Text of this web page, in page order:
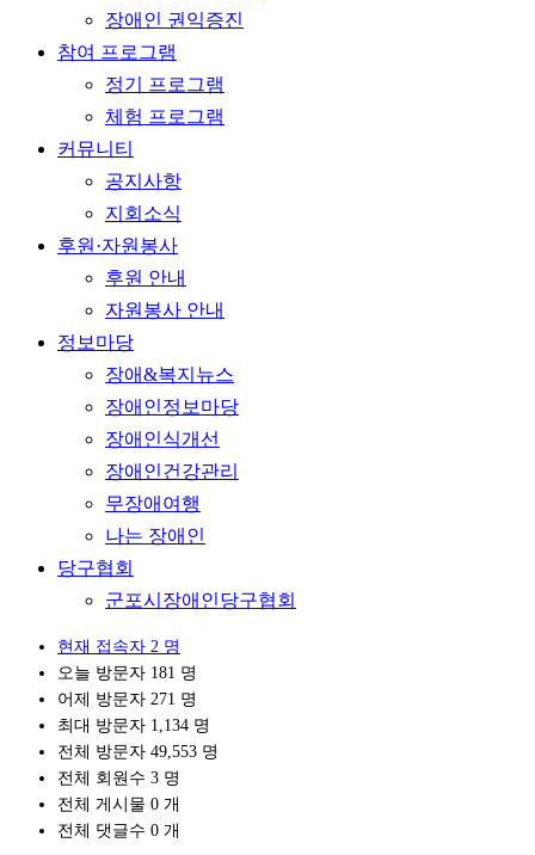
장애인 권익증진
참여 프로그램
정기 프로그램
체험 프로그램
커뮤니티
공지사항
지회소식
후원·자원봉사
후원 안내
자원봉사 안내
정보마당
장애&복지뉴스
장애인정보마당
장애인식개선
장애인건강관리
무장애여행
나는 장애인
당구협회
군포시장애인당구협회
현재 접속자 2 명
오늘 방문자 181 명
어제 방문자 271 명
최대 방문자 1,134 명
전체 방문자 49,553 명
전체 회원수 3 명
전체 게시물 0 개
전체 댓글수 0 개